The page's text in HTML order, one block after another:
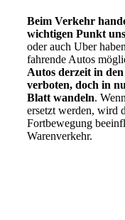
Beim Verkehr
wichtigen Punkt
oder auch Uber
fahrende Autos
Autos derzeit in
verboten, doch in
Blatt wandeln.
ersetzt werden, wird
Fortbewegung
Warenverkehr.